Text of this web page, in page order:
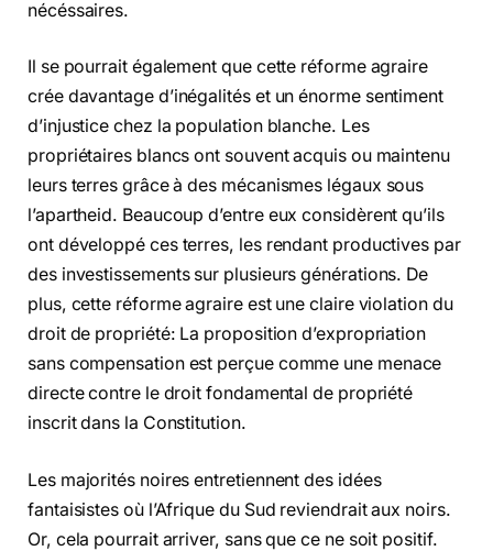
nécéssaires.
Il se pourrait également que cette réforme agraire
crée davantage d’inégalités et un énorme sentiment
d’injustice chez la population blanche. Les
propriétaires blancs ont souvent acquis ou maintenu
leurs terres grâce à des mécanismes légaux sous
l’apartheid. Beaucoup d’entre eux considèrent qu’ils
ont développé ces terres, les rendant productives par
des investissements sur plusieurs générations. De
plus, cette réforme agraire est une claire violation du
droit de propriété: La proposition d’expropriation
sans compensation est perçue comme une menace
directe contre le droit fondamental de propriété
inscrit dans la Constitution.
Les majorités noires entretiennent des idées
fantaisistes où l’Afrique du Sud reviendrait aux noirs.
Or, cela pourrait arriver, sans que ce ne soit positif.